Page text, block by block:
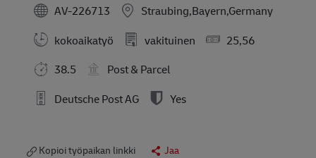
AV-226713
Straubing,Bayern,Germany
kokoaikatyö
vakituinen
25,56
38.5
Post & Parcel
Deutsche Post AG
Yes
Kopioi työpaikan linkki Jaa